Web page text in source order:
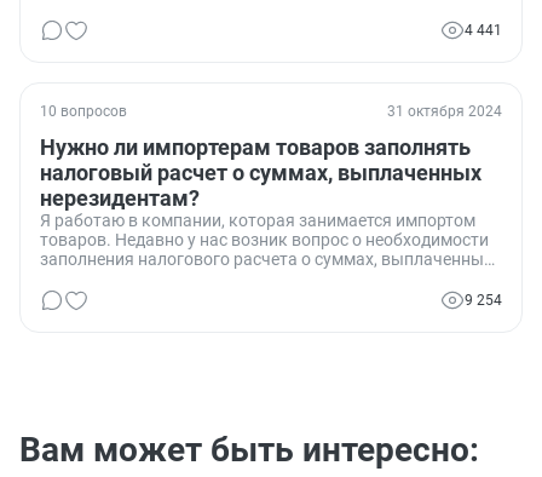
4 441
10 вопросов 31 октября 2024
Нужно ли импортерам товаров заполнять
налоговый расчет о суммах, выплаченных
нерезидентам?
Я работаю в компании, которая занимается импортом
товаров. Недавно у нас возник вопрос о необходимости
заполнения налогового расчета о суммах, выплаченных
как импортеры, заполнять этот документ, и если да, то9 254
Вам может быть интересно: